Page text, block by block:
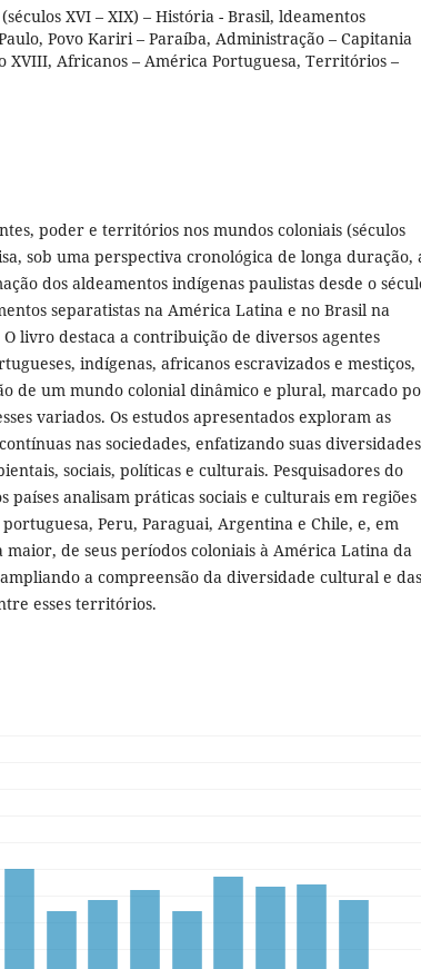
XVI – XIX) – História - Brasil, ldeamentos
Povo Kariri – Paraíba, Administração – Capitania
XVIII, Africanos – América Portuguesa, Territórios –
poder e territórios nos mundos coloniais (séculos
sob uma perspectiva cronológica de longa duração,
dos aldeamentos indígenas paulistas desde o
separatistas na América Latina e no Brasil na
O livro destaca a contribuição de diversos agentes
indígenas, africanos escravizados e mestiços,
de um mundo colonial dinâmico e plural, marcado
variados. Os estudos apresentados exploram as
nas sociedades, enfatizando suas diversidades
sociais, políticas e culturais. Pesquisadores do
países analisam práticas sociais e culturais em regiões
Peru, Paraguai, Argentina e Chile, e, em
de seus períodos coloniais à América Latina da
a compreensão da diversidade cultural e das
esses territórios.